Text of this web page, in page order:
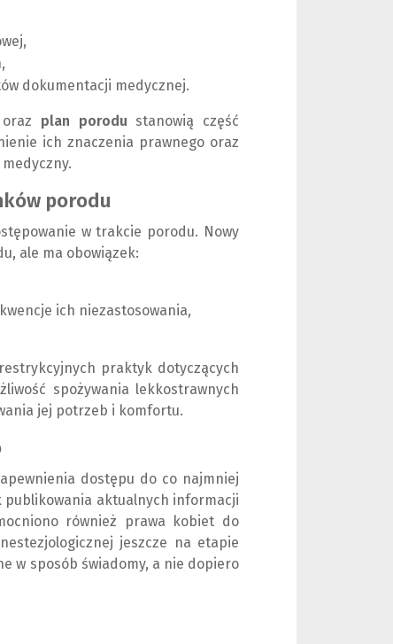
dokumentacji medycznej.
oraz plan porodu stanowią część
ich znaczenia prawnego oraz
porodu
w trakcie porodu. Nowy
ale ma obowiązek:
ich niezastosowania,
praktyk dotyczących
spożywania lekkostrawnych
jej potrzeb i komfortu.
dostępu do co najmniej
publikowania aktualnych informacji
również prawa kobiet do
jeszcze na etapie
w sposób świadomy, a nie dopiero